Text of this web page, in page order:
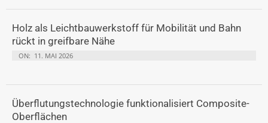
Holz als Leichtbauwerkstoff für Mobilität und Bahn
rückt in greifbare Nähe
ON: 11. MAI 2026
Überflutungstechnologie funktionalisiert Composite-
Oberflächen